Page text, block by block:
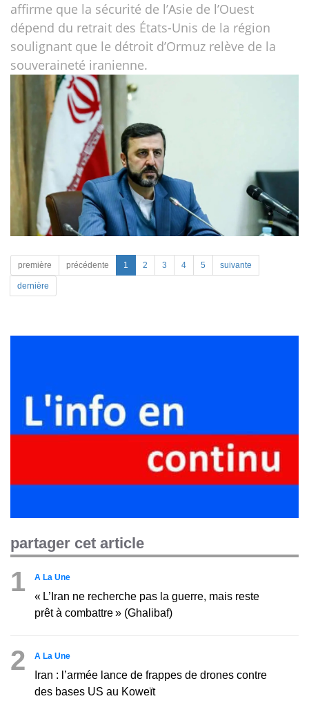
affirme que la sécurité de l’Asie de l’Ouest
dépend du retrait des États-Unis de la région
soulignant que le détroit d’Ormuz relève de la
souveraineté iranienne.
première précédente 1 2 3 4 5 suivante
dernière
partager cet article
1 A La Une
« L’Iran ne recherche pas la guerre, mais reste
prêt à combattre » (Ghalibaf)
2 A La Une
Iran : l’armée lance de frappes de drones contre
des bases US au Koweït